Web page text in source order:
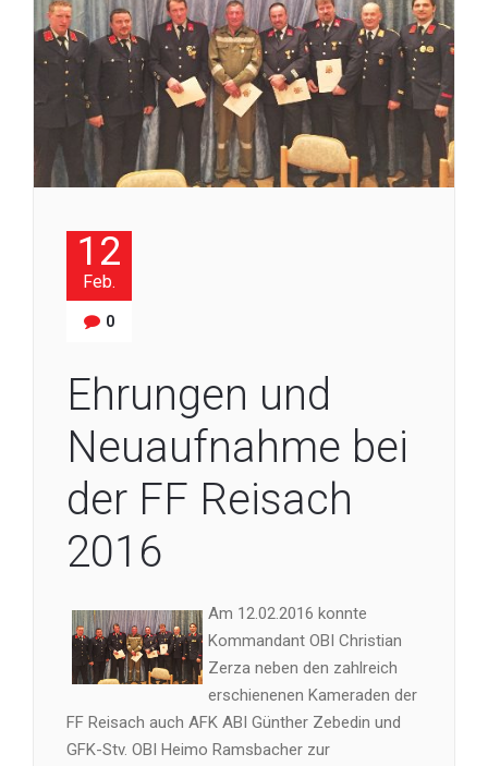
12
Feb.
0
Ehrungen und
Neuaufnahme bei
der FF Reisach
2016
Am 12.02.2016 konnte
Kommandant OBI Christian
Zerza neben den zahlreich
erschienenen Kameraden der
FF Reisach auch AFK ABI Günther Zebedin und
GFK-Stv. OBI Heimo Ramsbacher zur